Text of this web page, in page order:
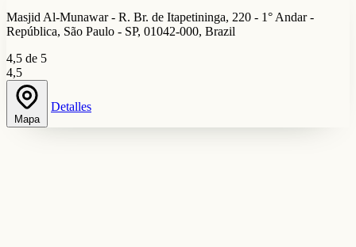
Masjid Al-Munawar - R. Br. de Itapetininga, 220 - 1° Andar -
República, São Paulo - SP, 01042-000, Brazil
4,5 de 5
4,5
Mapa
Detalles